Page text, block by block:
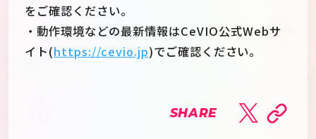
をご確認ください。
・動作環境などの最新情報はCeVIO公式Webサ
イト(https://cevio.jp)でご確認ください。
SHARE